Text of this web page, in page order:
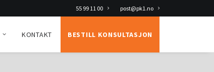
55 99 11 00 post@pk1.no
KONTAKT BESTILL KONSULTASJON